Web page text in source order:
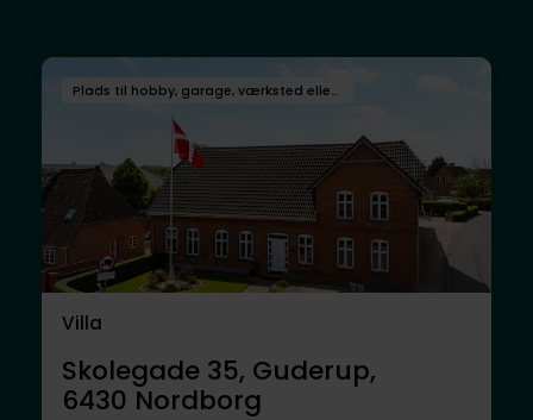
Plads til hobby, garage, værksted eller andet
Villa
Skolegade 35, Guderup,
6430 Nordborg